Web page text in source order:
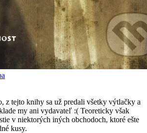
z tejto knihy sa už predali všetky výtlačky a
my ani vydavateľ :( Teoreticky však
v niektorých iných obchodoch, ktoré ešte
kusy.